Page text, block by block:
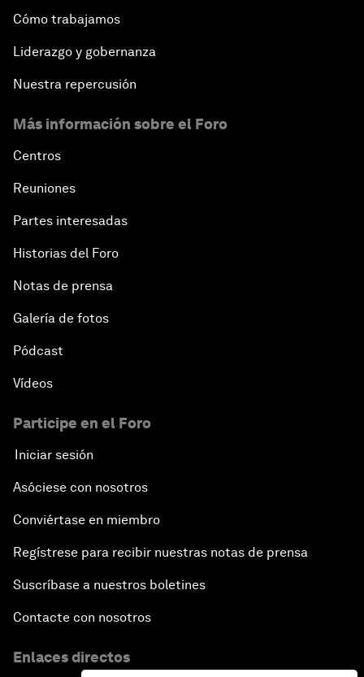
Cómo trabajamos
Liderazgo y gobernanza
Nuestra repercusión
Más información sobre el Foro
Centros
Reuniones
Partes interesadas
Historias del Foro
Notas de prensa
Galería de fotos
Pódcast
Vídeos
Participe en el Foro
Iniciar sesión
Asóciese con nosotros
Conviértase en miembro
Regístrese para recibir nuestras notas de prensa
Suscríbase a nuestros boletines
Contacte con nosotros
Enlaces directos